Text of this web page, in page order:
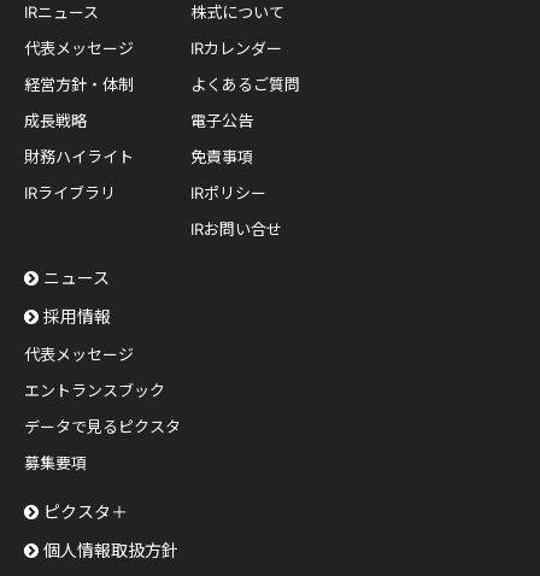
IRニュース
代表メッセージ
経営方針・体制
成長戦略
財務ハイライト
IRライブラリ
株式について
IRカレンダー
よくあるご質問
電子公告
免責事項
IRポリシー
IRお問い合せ
ニュース
採用情報
代表メッセージ
エントランスブック
データで見るピクスタ
募集要項
ピクスタ＋
個人情報取扱方針